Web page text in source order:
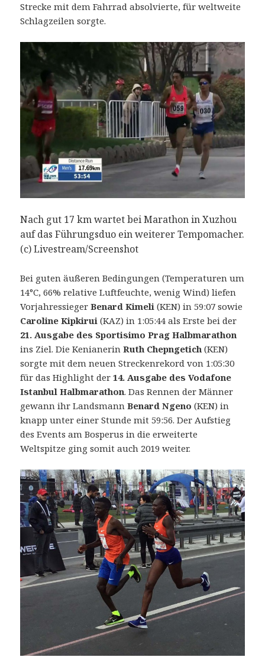
Strecke mit dem Fahrrad absolvierte, für weltweite
Schlagzeilen sorgte.
Nach gut 17 km wartet bei Marathon in Xuzhou
auf das Führungsduo ein weiterer Tempomacher.
(c) Livestream/Screenshot
Bei guten äußeren Bedingungen (Temperaturen um
14°C, 66% relative Luftfeuchte, wenig Wind) liefen
Vorjahressieger Benard Kimeli (KEN) in 59:07 sowie
Caroline Kipkirui (KAZ) in 1:05:44 als Erste bei der
21. Ausgabe des Sportisimo Prag Halbmarathon
ins Ziel. Die KenianerinRuth Chepngetich (KEN)
sorgte mit dem neuen Streckenrekord von 1:05:30
für das Highlight der14. Ausgabe des Vodafone
Istanbul Halbmarathon. Das Rennen der Männer
gewann ihr LandsmannBenard Ngeno (KEN) in
knapp unter einer Stunde mit 59:56. Der Aufstieg
des Events am Bosperus in die erweiterte
Weltspitze ging somit auch 2019 weiter.
14.
Vodafone
Istanbul
Halbmarathon
am
7.
2019:
Ruth
Chepngetich
1:05:30